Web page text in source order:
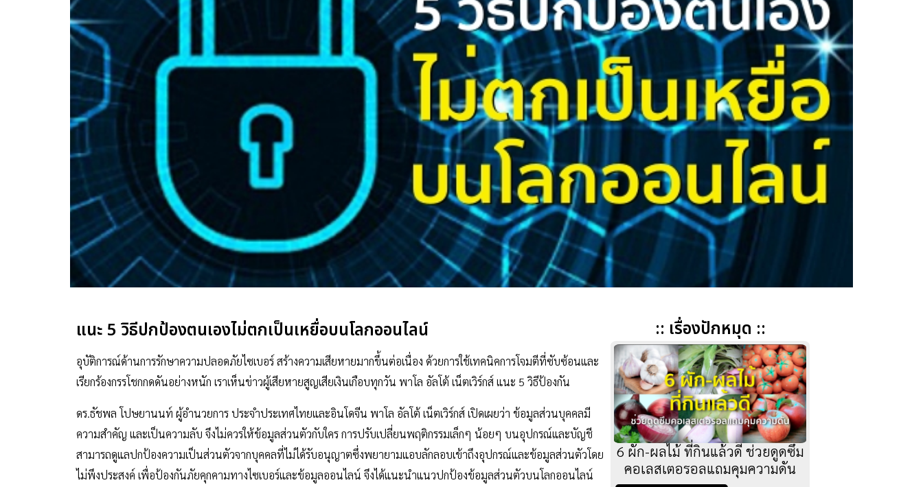
แนะ 5 วิธีปกป้องตนเองไม่ตกเป็นเหยื่อบนโลกออนไลน์
อุบัติการณ์ด้านการรักษาความปลอดภัยไซเบอร์ สร้างความเสียหายมากขึ้นต่อเนื่อง ด้วยการใช้เทคนิคการโจมตีที่ซับซ้อนและ
เรียกร้องกรรโชกกดดันอย่างหนัก เราเห็นข่าวผู้เสียหายสูญเสียเงินเกือบทุกวัน พาโล อัลโต้ เน็ตเวิร์กส์ แนะ 5 วิธีป้องกัน
ดร.ธัชพล โปษยานนท์ ผู้อำนวยการ ประจำประเทศไทยและอินโดจีน พาโล อัลโต้ เน็ตเวิร์กส์ เปิดเผยว่า ข้อมูลส่วนบุคคลมี
ความสำคัญ และเป็นความลับ จึงไม่ควรให้ข้อมูลส่วนตัวกับใคร การปรับเปลี่ยนพฤติกรรมเล็กๆ น้อยๆ บนอุปกรณ์และบัญชี
สามารถดูแลปกป้องความเป็นส่วนตัวจากบุคคลที่ไม่ได้รับอนุญาตซึ่งพยายามแอบลักลอบเข้าถึงอุปกรณ์และข้อมูลส่วนตัวโดย
ไม่พึงประสงค์ เพื่อป้องกันภัยคุกคามทางไซเบอร์และข้อมูลออนไลน์ จึงได้แนะนำแนวปกป้องข้อมูลส่วนตัวบนโลกออนไลน์
:: เรื่องปักหมุด ::
6 ผัก-ผลไม้ ที่กินแล้วดี ช่วยดูดซึม
คอเลสเตอรอลแถมคุมความดัน